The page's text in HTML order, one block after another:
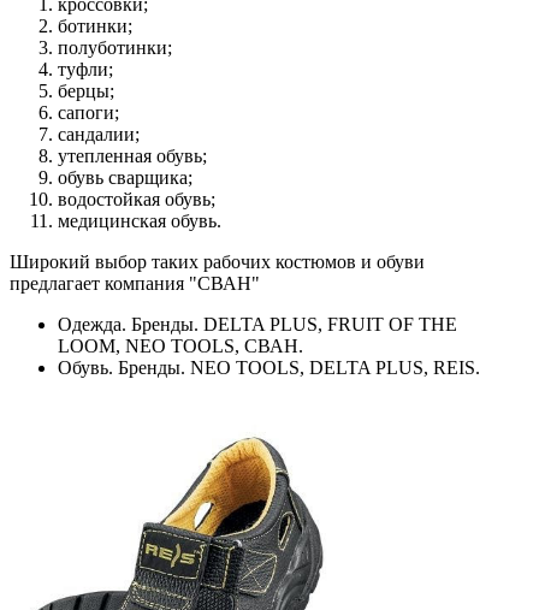
ботинки;
полуботинки;
туфли;
берцы;
сапоги;
сандалии;
утепленная обувь;
обувь сварщика;
водостойкая обувь;
медицинская обувь.
Широкий выбор таких рабочих костюмов и обуви
предлагает компания "СВАН"
Одежда. Бренды. DELTA PLUS, FRUIT OF THE
LOOM, NEO TOOLS, СВАН.
Обувь. Бренды. NEO TOOLS, DELTA PLUS, REIS.